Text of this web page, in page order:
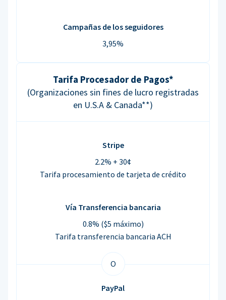
Campañas de los seguidores
3,95%
Tarifa Procesador de Pagos*
(Organizaciones sin fines de lucro registradas
en U.S.A & Canada**)
Stripe
2.2% + 30¢
Tarifa procesamiento de tarjeta de crédito
Vía Transferencia bancaria
0.8% ($5 máximo)
Tarifa transferencia bancaria ACH
O
PayPal